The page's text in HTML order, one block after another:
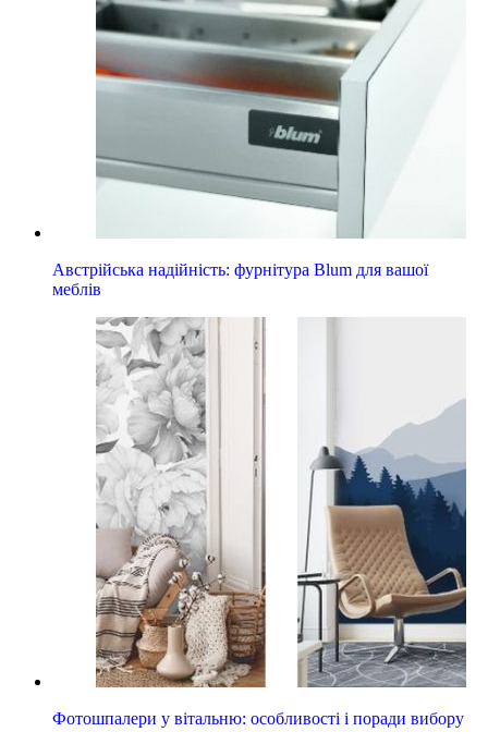
Австрійська надійність: фурнітура Blum для вашої
меблів
Фотошпалери у вітальню: особливості і поради вибору